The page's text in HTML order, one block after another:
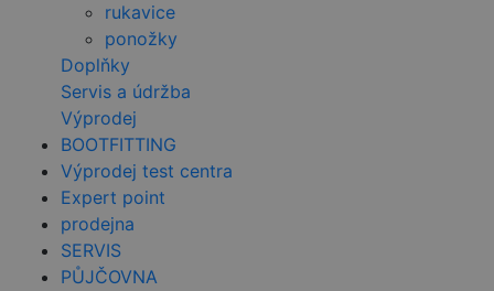
rukavice
ponožky
Doplňky
Servis a údržba
Výprodej
BOOTFITTING
Výprodej test centra
Expert point
prodejna
SERVIS
PŮJČOVNA